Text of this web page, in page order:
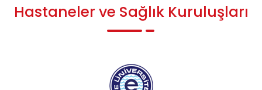
Hastaneler ve Sağlık Kuruluşları